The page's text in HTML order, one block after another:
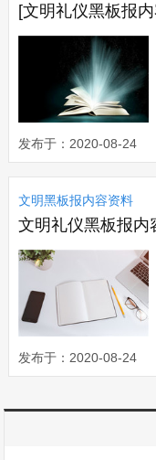
发布于：2020-08-24
文明黑板报内容资料
发布于：2020-08-24